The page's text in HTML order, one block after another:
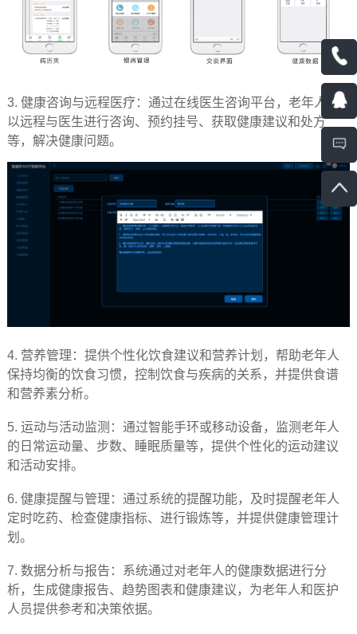
3. 健康咨询与远程医疗：通过在线医生咨询平台，老年人可
以远程与医生进行咨询、预约挂号、获取健康建议和处方
等，解决健康问题。
4. 营养管理：提供个性化饮食建议和营养计划，帮助老年人
保持均衡的饮食习惯，控制饮食与疾病的关系，并提供食谱
和营养素分析。
5. 运动与活动监测：通过智能手环或移动设备，监测老年人
的日常运动量、步数、睡眠质量等，提供个性化的运动建议
和活动安排。
6. 健康提醒与管理：通过系统的提醒功能，及时提醒老年人
定时吃药、检查健康指标、进行锻炼等，并提供健康管理计
划。
7. 数据分析与报告：系统通过对老年人的健康数据进行分
析，生成健康报告、趋势图表和健康建议，为老年人和医护
人员提供参考和决策依据。